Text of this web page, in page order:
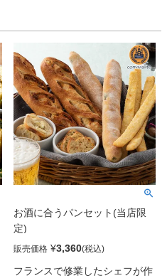
料はほぼ国産というのもうれし
い。
お酒に合うパンセット(当店限
定)
販売価格 ¥3,360
フランスで修業したシェフが作